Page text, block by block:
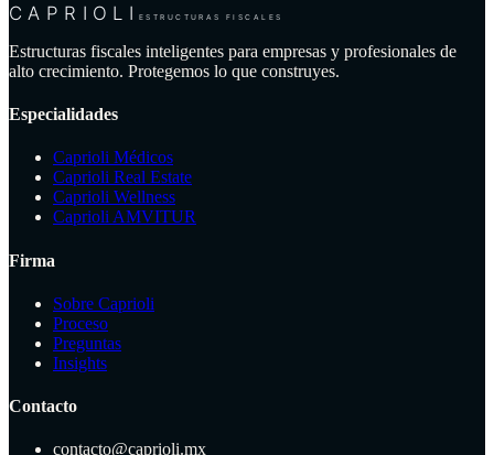
CAPRIOLIESTRUCTURAS FISCALES
Estructuras fiscales inteligentes para empresas y profesionales de
alto crecimiento. Protegemos lo que construyes.
Especialidades
Caprioli Médicos
Caprioli Real Estate
Caprioli Wellness
Caprioli AMVITUR
Firma
Sobre Caprioli
Proceso
Preguntas
Insights
Contacto
contacto@caprioli.mx